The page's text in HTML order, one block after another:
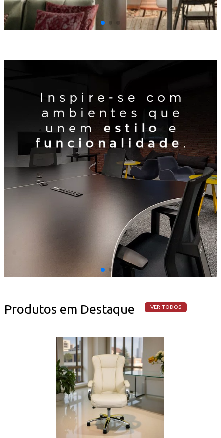
Produtos em Destaque VER TODOS